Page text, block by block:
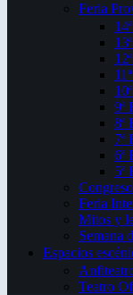
Feria
9ª
8ª
7ª
6ª
5ª
Feria
Mitos y
Semana
Espacios
Teatro